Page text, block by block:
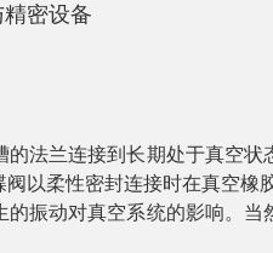
密设备
法兰连接到长期处于真空
以柔性密封连接时在真空
振动对真空系统的影响。